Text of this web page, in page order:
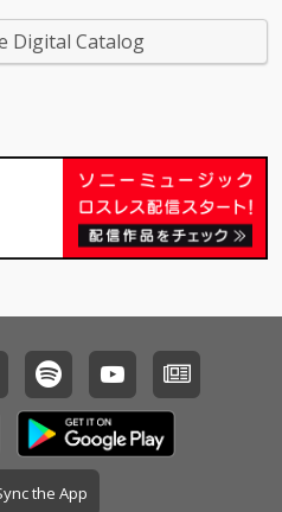
曲に加え、初の全編英
え、国内外の多彩なア
ーティスト作品へのコ
25年。 歌に向き合う中
で磨かれた表現力に加
え、作曲・作詞・編曲
といったクリエイティ
ブもさらに進化。その
村ちあきの最新作が完
成！
Digital Catalog
the App